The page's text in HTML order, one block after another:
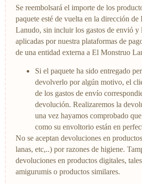
Se reembolsará el importe de los
paquete esté de vuelta en la dirección
Lanudo, sin incluir los gastos de envió y
aplicadas por nuestra plataformas de
de una entidad externa a El Monstruo
Si el paquete ha sido entregado
devolverlo por algún motivo, el
de los gastos de envío
devolución. Realizaremos la
una vez hayamos comprobado
como su envoltorio están en
No se aceptan devoluciones en
lanas, etc,..) por razones de higiene.
devoluciones en productos digitales,
amigurumis o productos similares.